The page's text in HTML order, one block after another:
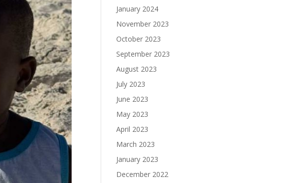
January 2024
November 2023
October 2023
September 2023
August 2023
July 2023
June 2023
May 2023
April 2023
March 2023
January 2023
December 2022